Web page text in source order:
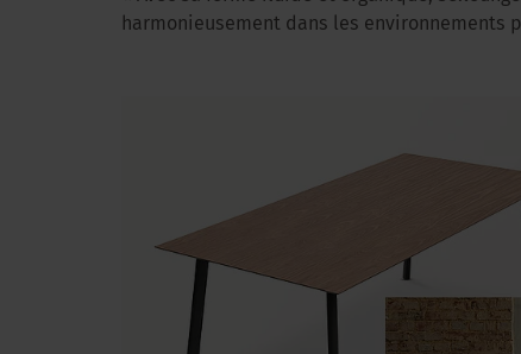
harmonieusement dans les environnements